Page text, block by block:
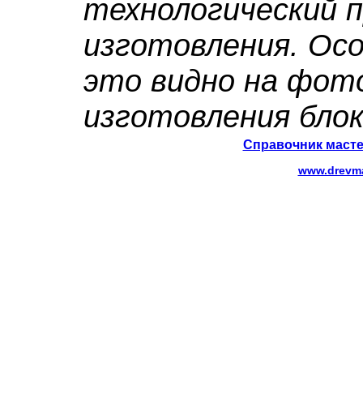
технологический
изготовления.
это видно на
изготовления
Справочник